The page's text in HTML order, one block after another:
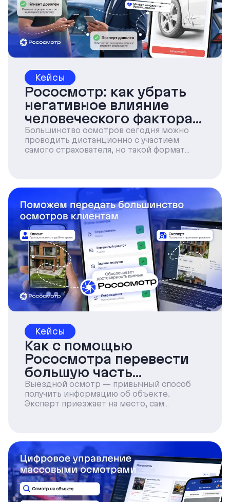
Кейсы
Рососмотр: как убрать
негативное влияние
человеческого фактора
при осмотрах с
повреждениями
Большинство осмотров сегодня можно
проводить дистанционно с участием
самого страхователя, но такой формат
Кейсы
Как с помощью
Рососмотра перевести
большую часть
инспекций на
самоосмотр
Выездной осмотр — привычный способ
получить информацию об объекте.
Эксперт приезжает на место, сам